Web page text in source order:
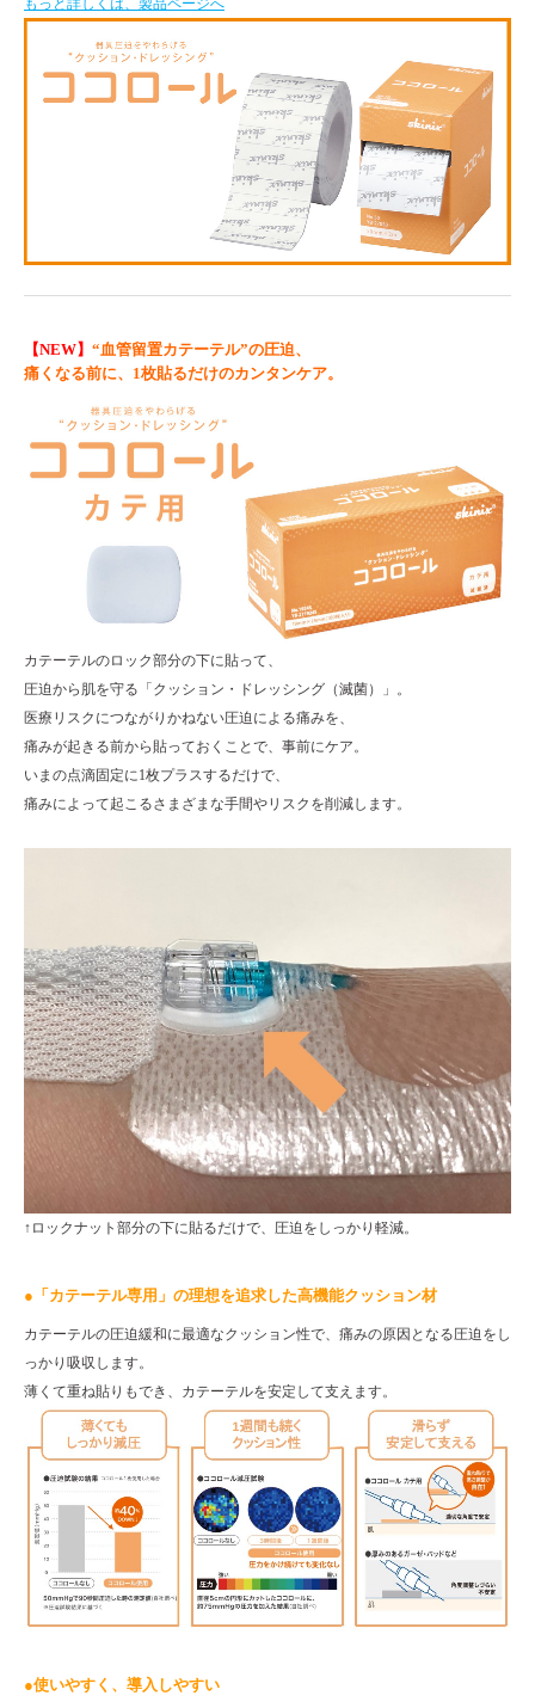
もっと詳しくは、製品ページへ
【NEW】 “血管留置カテーテル”の圧迫、
痛くなる前に、1枚貼るだけのカンタンケア。
カテーテルのロック部分の下に貼って、
圧迫から肌を守る「クッション・ドレッシング（滅菌）」。
医療リスクにつながりかねない圧迫による痛みを、
痛みが起きる前から貼っておくことで、事前にケア。
いまの点滴固定に1枚プラスするだけで、
痛みによって起こるさまざまな手間やリスクを削減します。
↑ロックナット部分の下に貼るだけで、圧迫をしっかり軽減。
●「カテーテル専用」の理想を追求した高機能クッション材
カテーテルの圧迫緩和に最適なクッション性で、痛みの原因となる圧迫をし
っかり吸収します。
薄くて重ね貼りもでき、カテーテルを安定して支えます。
●使いやすく、導入しやすい